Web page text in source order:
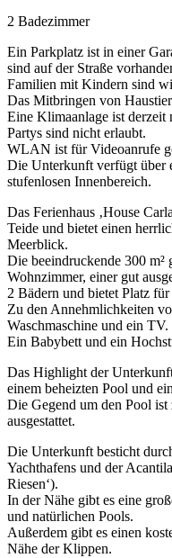
2 Badezimmer
Ein Parkplatz ist in einer
sind auf der Straße
Familien mit Kindern sind
Das Mitbringen von
Eine Klimaanlage ist derzeit
Partys sind nicht erlaubt.
WLAN ist für Videoanrufe
Die Unterkunft verfügt über
stufenlosen Innenbereich.
Das Ferienhaus ‚House
Teide und bietet einen
Meerblick.
Die beeindruckende 300 m²
Wohnzimmer, einer gut
2 Bädern und bietet Platz für
Zu den Annehmlichkeiten
Waschmaschine und ein TV.
Ein Babybett und ein
Das Highlight der
einem beheizten Pool und
Die Gegend um den Pool ist
ausgestattet.
Die Unterkunft besticht
Yachthafens und der
Riesen‘).
In der Nähe gibt es eine
und natürlichen Pools.
Außerdem gibt es einen
Nähe der Klippen.